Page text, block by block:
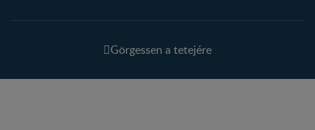
Görgessen a tetejére